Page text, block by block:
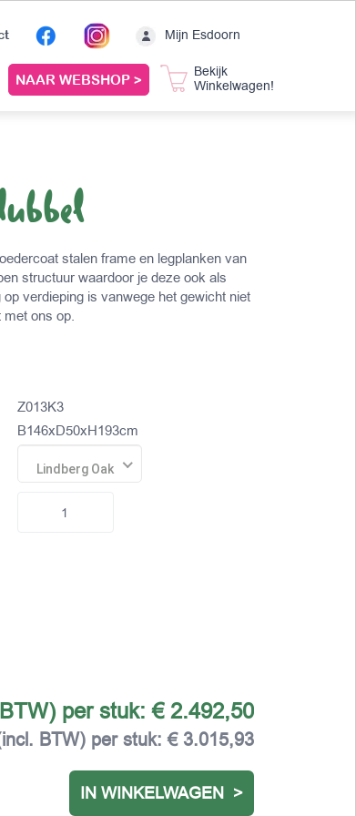
Mijn Esdoorn
NAAR WEBSHOP >
Bekijk
Winkelwagen!
stalen frame en legplanken van
structuur waardoor je deze ook als
verdieping is vanwege het gewicht niet
ons op.
Z013K3
B146xD50xH193cm
Lindberg Oak
per stuk:€ 2.492,50
BTW) per stuk:€ 3.015,93
IN WINKELWAGEN >